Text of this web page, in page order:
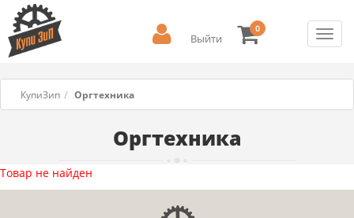
Выйти
0
КупиЗип Оргтехника
Оргтехника
Товар не найден